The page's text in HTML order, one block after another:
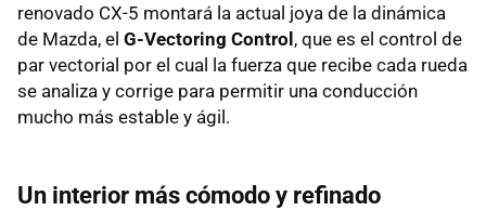
renovado CX-5 montará la actual joya de la dinámica
de Mazda, el G-Vectoring Control, que es el control de
par vectorial por el cual la fuerza que recibe cada rueda
se analiza y corrige para permitir una conducción
mucho más estable y ágil.
Un interior más cómodo y refinado